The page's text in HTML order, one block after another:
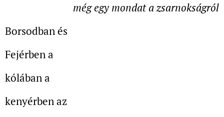
még egy mondat a zsarnokságról
Borsodban és
Fejérben a
kólában a
kenyérben az